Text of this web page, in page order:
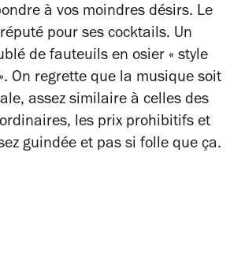
à vos moindres désirs. Le
pour ses cocktails. Un
de fauteuils en osier « style
On regrette que la musique soit
assez similaire à celles des
les prix prohibitifs et
guindée et pas si folle que ça.